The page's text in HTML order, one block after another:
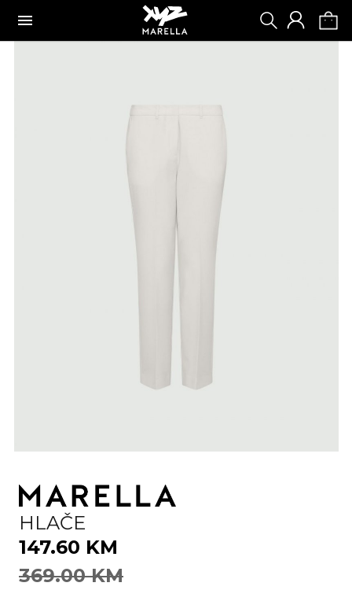
HLAČE
147.60 KM
369.00 KM